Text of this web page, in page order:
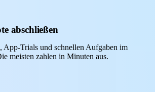
abschließen
App-Trials und schnellen Aufgaben im
meisten zahlen in Minuten aus.